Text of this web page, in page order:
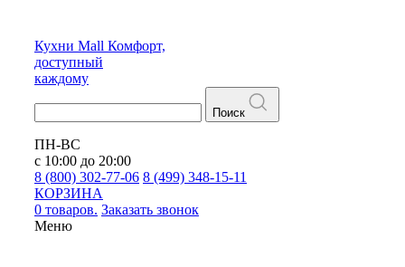
Кухни Mall Комфорт,
доступный
каждому
Поиск
ПН-ВС
с 10:00 до 20:00
8 (800) 302-77-06 8 (499) 348-15-11
КОРЗИНА
0 товаров. Заказать звонок
Меню